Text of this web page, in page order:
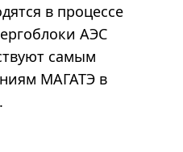
в процессе
АЭС
самым
МАГАТЭ в